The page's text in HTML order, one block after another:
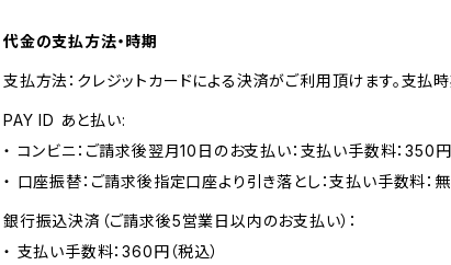
代金の支払方法・時期
支払方法：クレジットカードによる決済がご利用頂けます。支払
PAY ID あと払い:
・ コンビニ：ご請求後翌月10日のお支払い：支払い手数料：350円
・ 口座振替：ご請求後指定口座より引き落とし：支払い手数料：
銀行振込決済（ご請求後5営業日以内のお支払い）：
・ 支払い手数料：360円（税込）